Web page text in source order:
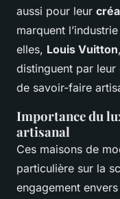
aussi pour leur
marquent
elles, Louis Vuitton,
distinguent par
de savoir-faire
Importance du
artisanal
Ces maisons de
particulière sur la
engagement